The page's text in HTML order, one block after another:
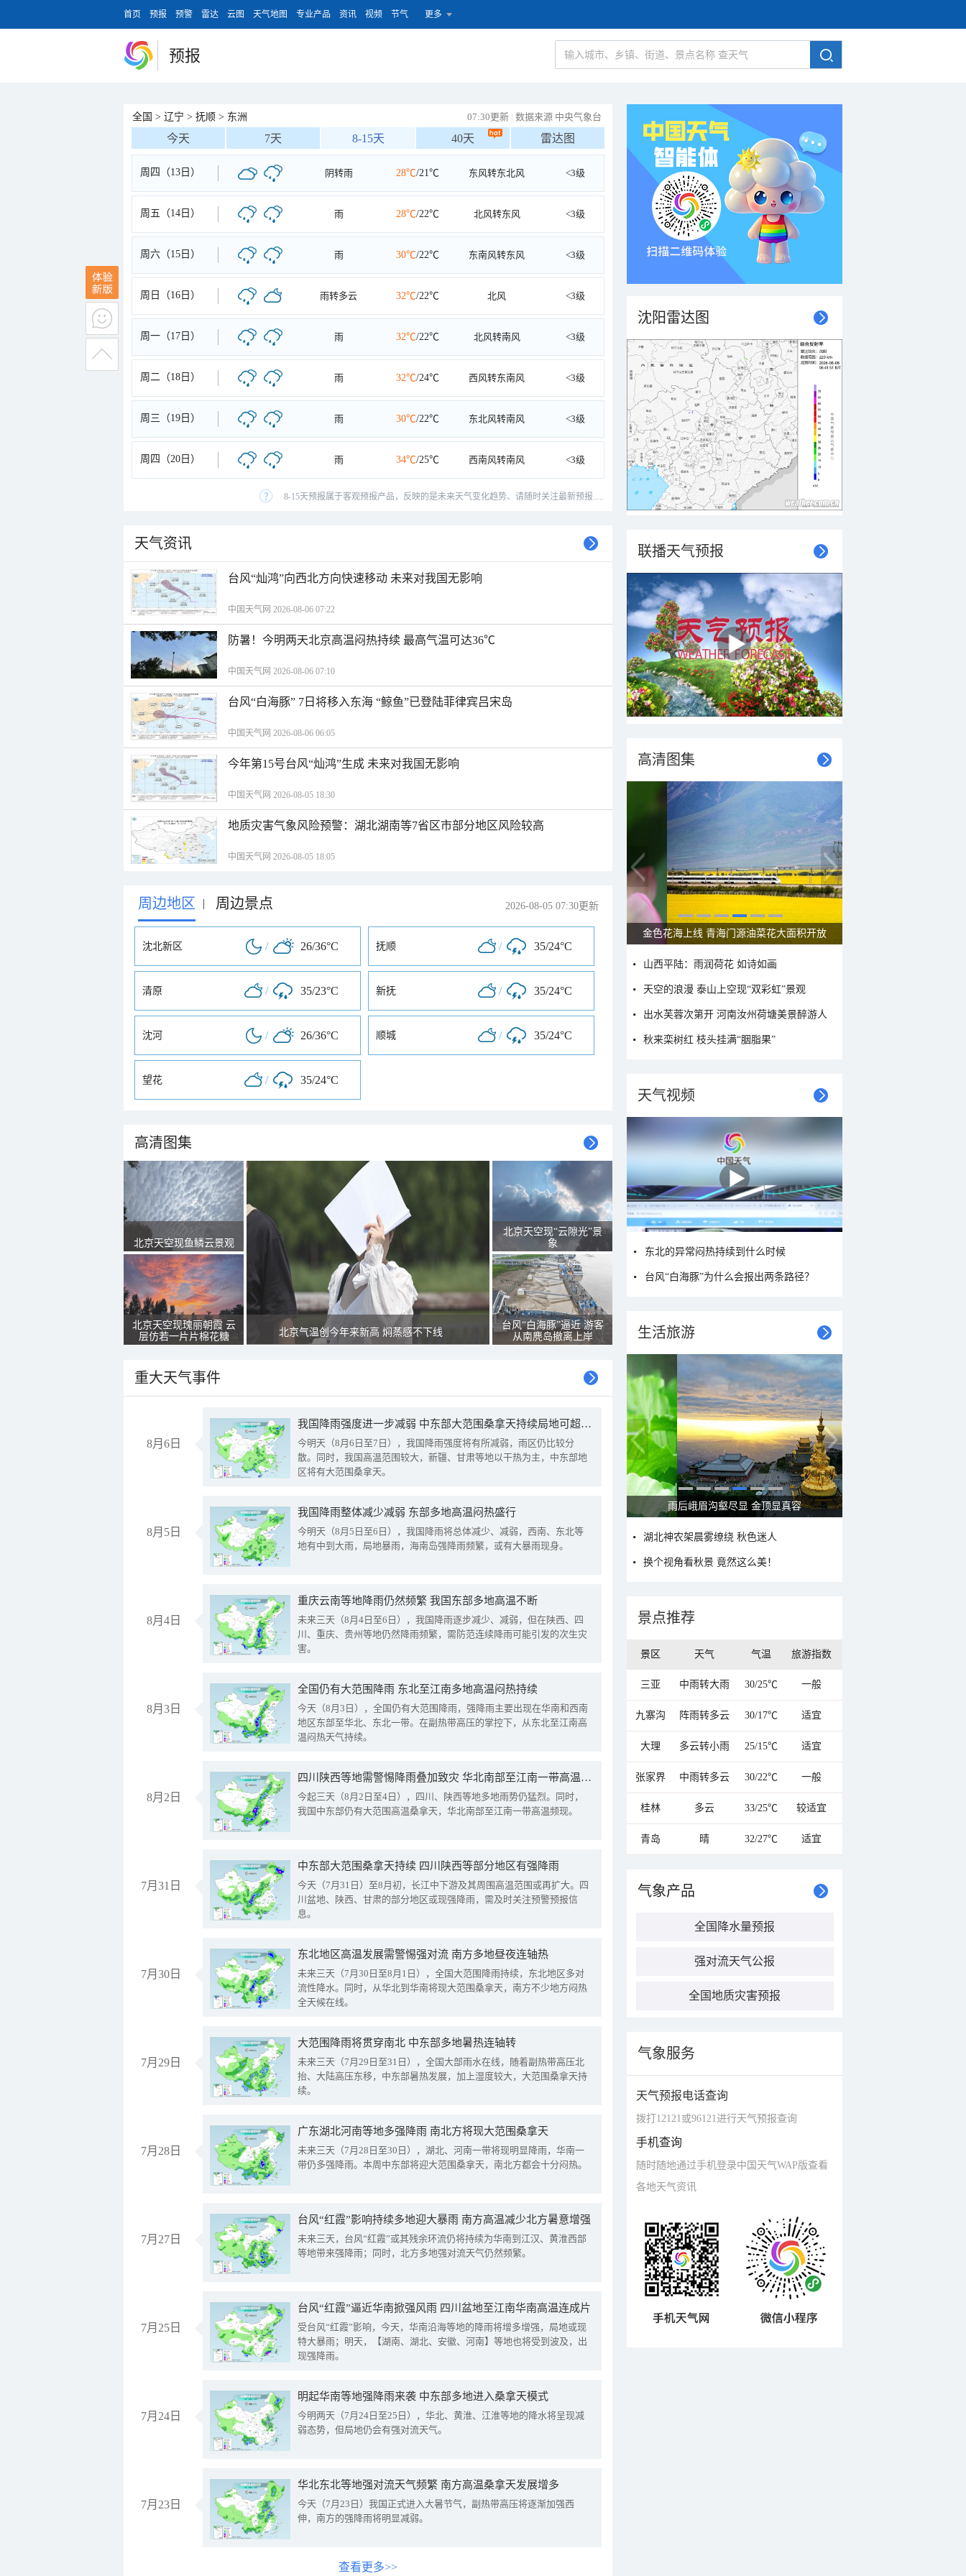
首页 预报 预警 雷达 云图 天气地图 专业产品 资讯 视频 节气 更多
预报
全国 > 辽宁 > 抚顺 > 东洲 07:30更新 | 数据来源 中央气象台
今天 7天 8-15天 40天 雷达图
周四（13日） 阴转雨 28℃/21℃ 东风转东北风 <3级
周五（14日） 雨 28℃/22℃ 北风转东风 <3级
周六（15日） 雨 30℃/22℃ 东南风转东风 <3级
周日（16日） 雨转多云 32℃/22℃ 北风 <3级
周一（17日） 雨 32℃/22℃ 北风转南风 <3级
周二（18日） 雨 32℃/24℃ 西风转东南风 <3级
周三（19日） 雨 30℃/22℃ 东北风转南风 <3级
周四（20日） 雨 34℃/25℃ 西南风转南风 <3级
8-15天预报属于客观预报产品，反映的是未来天气变化趋势、请随时关注最新预报.....
天气资讯
台风“灿鸿”向西北方向快速移动 未来对我国无影响
中国天气网 2026-08-06 07:22
防暑！今明两天北京高温闷热持续 最高气温可达36℃
中国天气网 2026-08-06 07:10
台风“白海豚” 7日将移入东海 “鲸鱼”已登陆菲律宾吕宋岛
中国天气网 2026-08-06 06:05
今年第15号台风“灿鸿”生成 未来对我国无影响
中国天气网 2026-08-05 18:30
地质灾害气象风险预警：湖北湖南等7省区市部分地区风险较高
中国天气网 2026-08-05 18:05
周边地区 | 周边景点 2026-08-05 07:30更新
沈北新区 / 26/36°C 抚顺 / 35/24°C
清原 / 35/23°C 新抚 / 35/24°C
沈河 / 26/36°C 顺城 / 35/24°C
望花 / 35/24°C
高清图集
北京天空现鱼鳞云景观
北京天空现瑰丽朝霞 云
层仿若一片片棉花糖
北京气温创今年来新高 焖蒸感不下线
北京天空现“云隙光”景
象
台风“白海豚”逼近 游客
从南麂岛撤离上岸
重大天气事件
8月6日
我国降雨强度进一步减弱 中东部大范围桑拿天持续局地可超38℃
今明天（8月6日至7日），我国降雨强度将有所减弱，雨区仍比较分
散。同时，我国高温范围较大，新疆、甘肃等地以干热为主，中东部地
区将有大范围桑拿天。
8月5日
我国降雨整体减少减弱 东部多地高温闷热盛行
今明天（8月5日至6日），我国降雨将总体减少、减弱，西南、东北等
地有中到大雨，局地暴雨，海南岛强降雨频繁，或有大暴雨现身。
8月4日
重庆云南等地降雨仍然频繁 我国东部多地高温不断
未来三天（8月4日至6日），我国降雨逐步减少、减弱，但在陕西、四
川、重庆、贵州等地仍然降雨频繁，需防范连续降雨可能引发的次生灾
害。
8月3日
全国仍有大范围降雨 东北至江南多地高温闷热持续
今天（8月3日），全国仍有大范围降雨，强降雨主要出现在华南和西南
地区东部至华北、东北一带。在副热带高压的掌控下，从东北至江南高
温闷热天气持续。
8月2日
四川陕西等地需警惕降雨叠加致灾 华北南部至江南一带高温频现
今起三天（8月2日至4日），四川、陕西等地多地雨势仍猛烈。同时，
我国中东部仍有大范围高温桑拿天，华北南部至江南一带高温频现。
7月31日
中东部大范围桑拿天持续 四川陕西等部分地区有强降雨
今天（7月31日）至8月初，长江中下游及其周围高温范围或再扩大。四
川盆地、陕西、甘肃的部分地区或现强降雨，需及时关注预警预报信
息。
7月30日
东北地区高温发展需警惕强对流 南方多地昼夜连轴热
未来三天（7月30日至8月1日），全国大范围降雨持续，东北地区多对
流性降水。同时，从华北到华南将现大范围桑拿天，南方不少地方闷热
全天候在线。
7月29日
大范围降雨将贯穿南北 中东部多地暑热连轴转
未来三天（7月29日至31日），全国大部雨水在线，随着副热带高压北
抬、大陆高压东移，中东部暑热发展，加上湿度较大，大范围桑拿天持
续。
7月28日
广东湖北河南等地多强降雨 南北方将现大范围桑拿天
未来三天（7月28日至30日），湖北、河南一带将现明显降雨，华南一
带仍多强降雨。本周中东部将迎大范围桑拿天，南北方都会十分闷热。
7月27日
台风“红霞”影响持续多地迎大暴雨 南方高温减少北方暑意增强
未来三天，台风“红霞”或其残余环流仍将持续为华南到江汉、黄淮西部
等地带来强降雨；同时，北方多地强对流天气仍然频繁。
7月25日
台风“红霞”逼近华南掀强风雨 四川盆地至江南华南高温连成片
受台风“红霞”影响，今天，华南沿海等地的降雨将增多增强，局地或现
特大暴雨；明天，【湖南、湖北、安徽、河南】等地也将受到波及，出
现强降雨。
7月24日
明起华南等地强降雨来袭 中东部多地进入桑拿天模式
今明两天（7月24日至25日），华北、黄淮、江淮等地的降水将呈现减
弱态势，但局地仍会有强对流天气。
7月23日
华北东北等地强对流天气频繁 南方高温桑拿天发展增多
今天（7月23日）我国正式进入大暑节气，副热带高压将逐渐加强西
伸，南方的强降雨将明显减弱。
查看更多>>
沈阳雷达图
联播天气预报
高清图集
金色花海上线 青海门源油菜花大面积开放
山西平陆：雨润荷花 如诗如画
天空的浪漫 泰山上空现“双彩虹”景观
出水芙蓉次第开 河南汝州荷塘美景醉游人
秋来栾树红 枝头挂满“胭脂果”
天气视频
东北的异常闷热持续到什么时候
台风“白海豚”为什么会报出两条路径？
生活旅游
雨后峨眉沟壑尽显 金顶显真容
湖北神农架晨雾缭绕 秋色迷人
换个视角看秋景 竟然这么美！
景点推荐
景区 天气 气温 旅游指数
三亚 中雨转大雨 30/25℃ 一般
九寨沟 阵雨转多云 30/17℃ 适宜
大理 多云转小雨 25/15℃ 适宜
张家界 中雨转多云 30/22℃ 一般
桂林 多云 33/25℃ 较适宜
青岛 晴 32/27℃ 适宜
气象产品
全国降水量预报
强对流天气公报
全国地质灾害预报
气象服务
天气预报电话查询
拨打12121或96121进行天气预报查询
手机查询
随时随地通过手机登录中国天气WAP版查看
各地天气资讯